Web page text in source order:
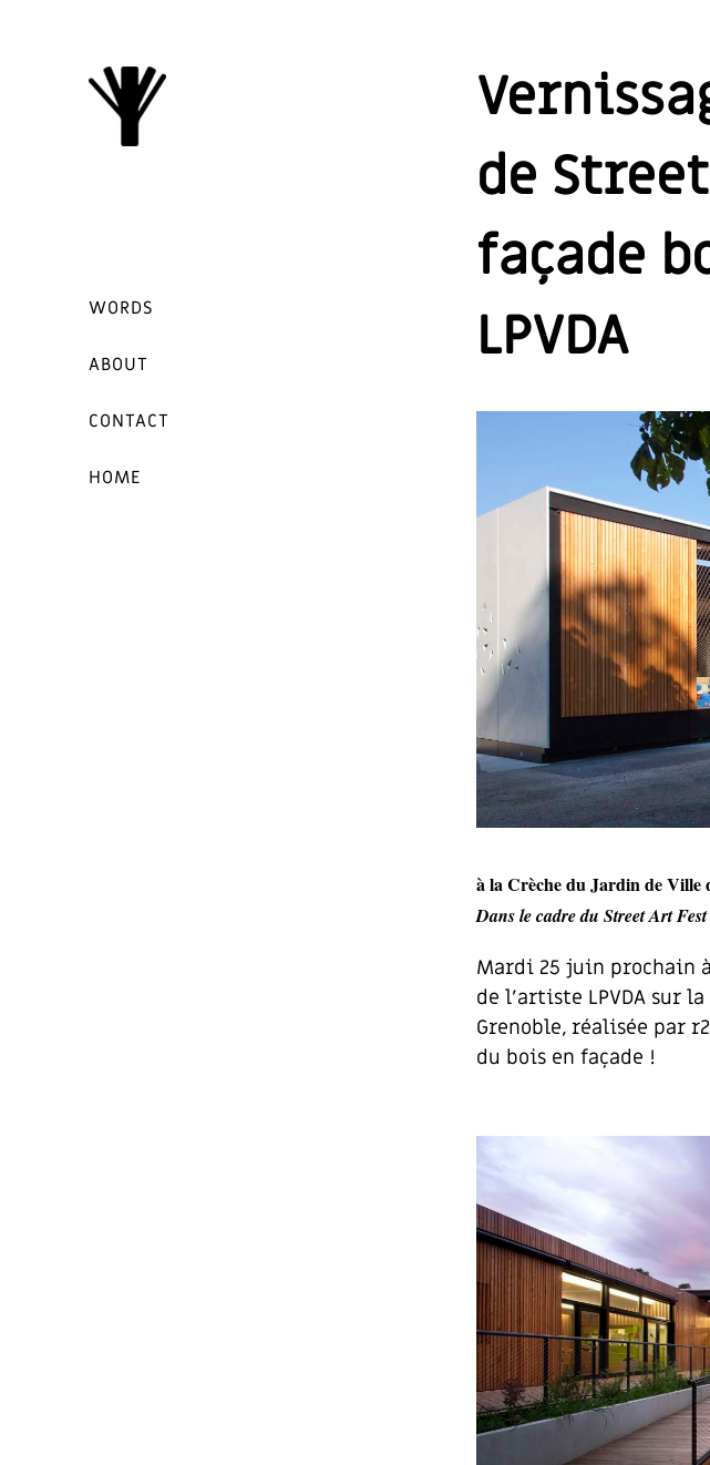
WORDS
ABOUT
CONTACT
HOME
de
façade
LPVDA
à la Crèche du Jardin de Ville
Dans le cadre du Street Art
Mardi 25 juin prochain
de l’artiste LPVDA sur
Grenoble, réalisée par
du bois en façade !